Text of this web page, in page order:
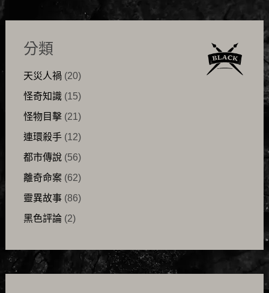
分類
天災人禍 (20)
怪奇知識(15)
怪物目擊(21)
連環殺手(12)
都市傳說(56)
離奇命案(62)
靈異故事(86)
黑色評論(2)